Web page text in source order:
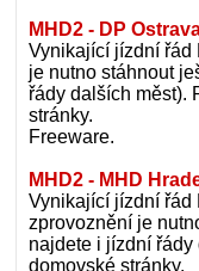
MHD2 - DP
Vynikající jízdní řád
je nutno stáhnout
řády dalších měst).
stránky.
Freeware.
MHD2 - MHD
Vynikající jízdní řád
zprovoznění je
najdete i jízdní
domovské stránky.